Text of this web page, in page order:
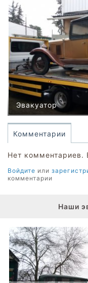
Эвакуатор
Комментарии
Нет
Войдите или
комментарии
Наши